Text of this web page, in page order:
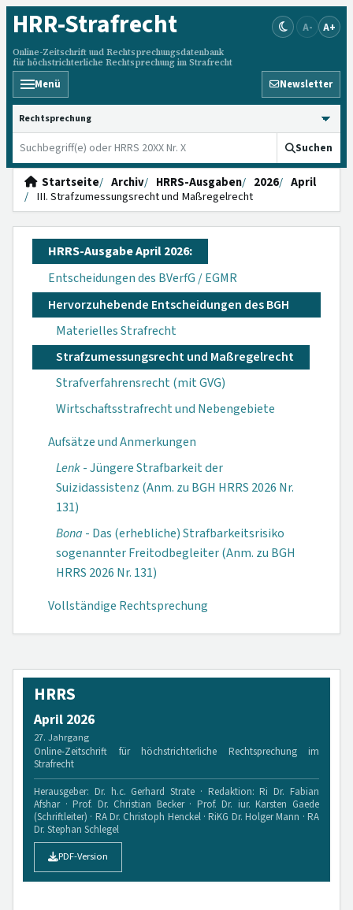
HRR-Strafrecht
Online-Zeitschrift und Rechtsprechungsdatenbank
für höchstrichterliche Rechtsprechung im Strafrecht
A- A+
Menü Newsletter
HRRS durchsuchen
Suchen
Startseite Archiv HRRS-Ausgaben 2026
April
III. Strafzumessungsrecht und Maßregelrecht
HRRS-Ausgabe April 2026:
Entscheidungen des BVerfG / EGMR
Hervorzuhebende Entscheidungen des BGH
Materielles Strafrecht
Strafzumessungsrecht und Maßregelrecht
Strafverfahrensrecht (mit GVG)
Wirtschaftsstrafrecht und Nebengebiete
Aufsätze und Anmerkungen
Lenk- Jüngere Strafbarkeit der
Suizidassistenz (Anm. zu BGH HRRS 2026 Nr.
131)
Bona - Das (erhebliche) Strafbarkeitsrisiko
sogenannter Freitodbegleiter (Anm. zu BGH
HRRS 2026 Nr. 131)
Vollständige Rechtsprechung
HRRS
April 2026
27. Jahrgang
Online-Zeitschrift für höchstrichterliche Rechtsprechung im
Strafrecht
Herausgeber: Dr. h.c. Gerhard Strate · Redaktion: Ri Dr. Fabian
Afshar · Prof. Dr. Christian Becker · Prof. Dr. iur. Karsten Gaede
(Schriftleiter) · RA Dr. Christoph Henckel · RiKG Dr. Holger Mann · RA
Dr. Stephan Schlegel
PDF-Version